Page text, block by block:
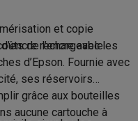
Tourne-disqueChaînes hifi
GPS
Lecteurs
Appareils photo
et copie
rechargeable
de l’encre avec les
d’Epson. Fournie avec
ses réservoirs
grâce aux bouteilles
aucune cartouche à